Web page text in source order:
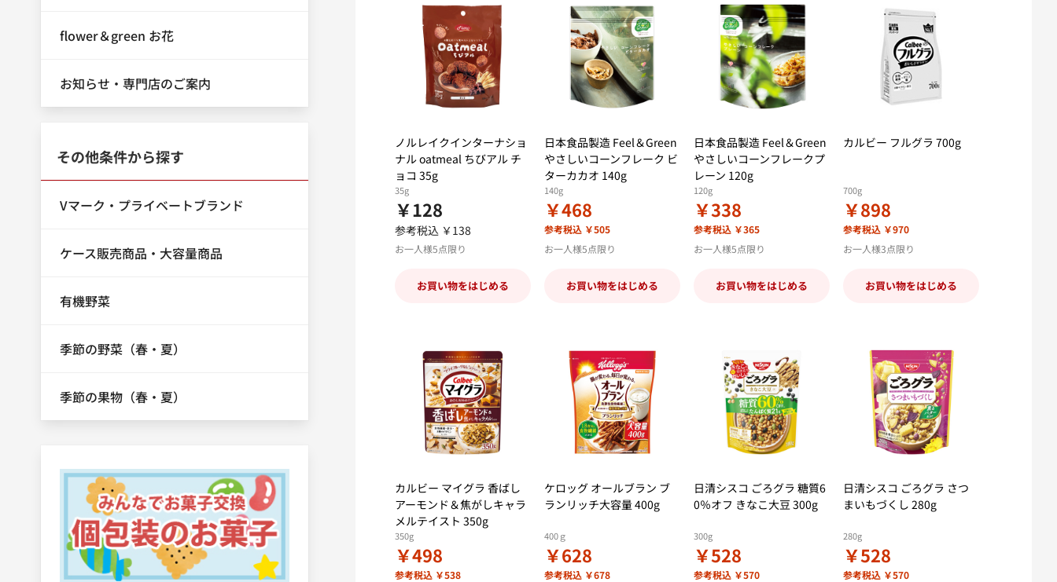
flower＆green お花
お知らせ・専門店のご案内
その他条件から探す
Vマーク・プライベートブランド
ケース販売商品・大容量商品
有機野菜
季節の野菜（春・夏）
季節の果物（春・夏）
ノルレイクインターナショ
ナル oatmeal ちびアル チ
ョコ 35g
35g
￥128
参考税込 ￥138
お一人様5点限り
お買い物をはじめる
日本食品製造 Feel＆Green
やさしいコーンフレーク ビ
ターカカオ 140g
140g
￥468
参考税込 ￥505
お一人様5点限り
お買い物をはじめる
日本食品製造 Feel＆Green
やさしいコーンフレークプ
レーン 120g
120g
￥338
参考税込 ￥365
お一人様5点限り
お買い物をはじめる
カルビー フルグラ 700g
700g
￥898
参考税込 ￥970
お一人様3点限り
お買い物をはじめる
カルビー マイグラ 香ばし
アーモンド＆焦がしキャラ
メルテイスト 350g
350g
￥498
参考税込 ￥538
ケロッグ オールブラン ブ
ランリッチ大容量 400g
400ｇ
￥628
参考税込 ￥678
日清シスコ ごろグラ 糖質6
0％オフ きなこ大豆 300g
300g
￥528
参考税込 ￥570
日清シスコ ごろグラ さつ
まいもづくし 280g
280g
￥528
参考税込 ￥570